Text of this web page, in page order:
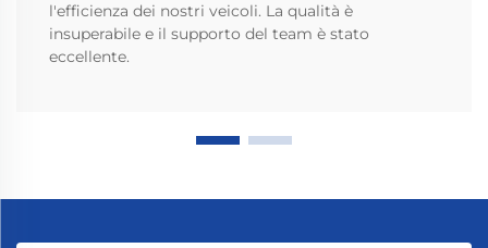
l'efficienza dei nostri veicoli. La qualità è
insuperabile e il supporto del team è stato
eccellente.